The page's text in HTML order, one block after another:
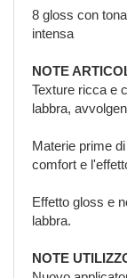
8 gloss con
intensa
NOTE
Texture ricca e
labbra,
Materie prime
comfort e
Effetto gloss e
labbra.
NOTE